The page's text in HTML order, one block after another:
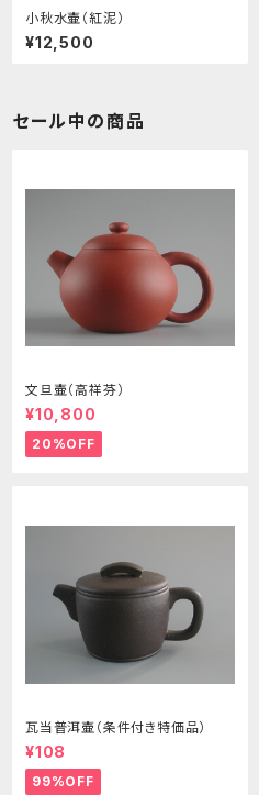
小秋水壷（紅泥）
¥12,500
セール中の商品
文旦壷（高祥芬）
¥10,800
20%OFF
瓦当普洱壷（条件付き特価品）
¥108
99%OFF